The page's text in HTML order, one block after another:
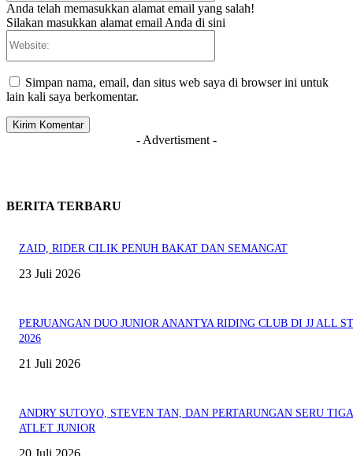
Anda telah memasukkan alamat email yang salah!
Silakan masukkan alamat email Anda di sini
Simpan nama, email, dan situs web saya di browser ini untuk
lain kali saya berkomentar.
- Advertisment -
BERITA TERBARU
ZAID, RIDER CILIK PENUH BAKAT DAN SEMANGAT
23 Juli 2026
PERJUANGAN DUO JUNIOR ANANTYA RIDING CLUB DI JJ ALL
2026
21 Juli 2026
ANDRY SUTOYO, STEVEN TAN, DAN PERTARUNGAN SERU TIGA
ATLET JUNIOR
20 Juli 2026